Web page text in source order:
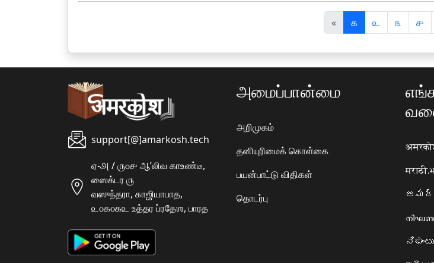
«पि
छ
ला
௧ ௨ ௩ ௪
support[@]amarkosh.tech
ஏ-௮ / ௫௦௪ ஆʼலிவ காஉண்டீ,
ஸைக்டர ௫
வஸுந்தரா, காஜியாபாத,
௨௦௧௦௧௨ உத்தர ப்ரதேஶ, பாரத
அமைப்பான்மை
அறிமுகம்
தனியுரிமைக் கொள்கை
பயன்பாட்டு விதிகள்
தொடர்பு